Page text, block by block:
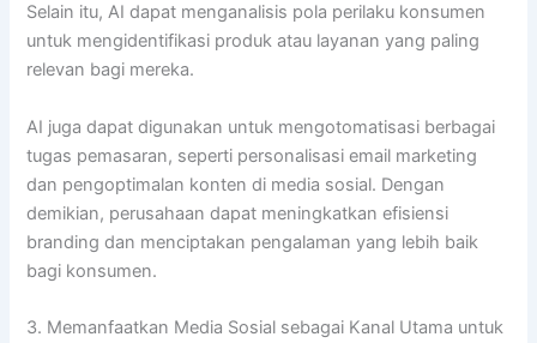
Selain itu, AI dapat menganalisis pola perilaku konsumen
untuk mengidentifikasi produk atau layanan yang paling
relevan bagi mereka.
AI juga dapat digunakan untuk mengotomatisasi berbagai
tugas pemasaran, seperti personalisasi email marketing
dan pengoptimalan konten di media sosial. Dengan
demikian, perusahaan dapat meningkatkan efisiensi
branding dan menciptakan pengalaman yang lebih baik
bagi konsumen.
3. Memanfaatkan Media Sosial sebagai Kanal Utama untuk